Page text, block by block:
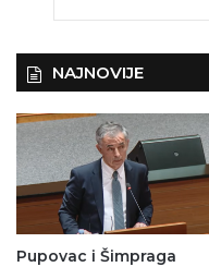
NAJNOVIJE
Pupovac i Šimpraga